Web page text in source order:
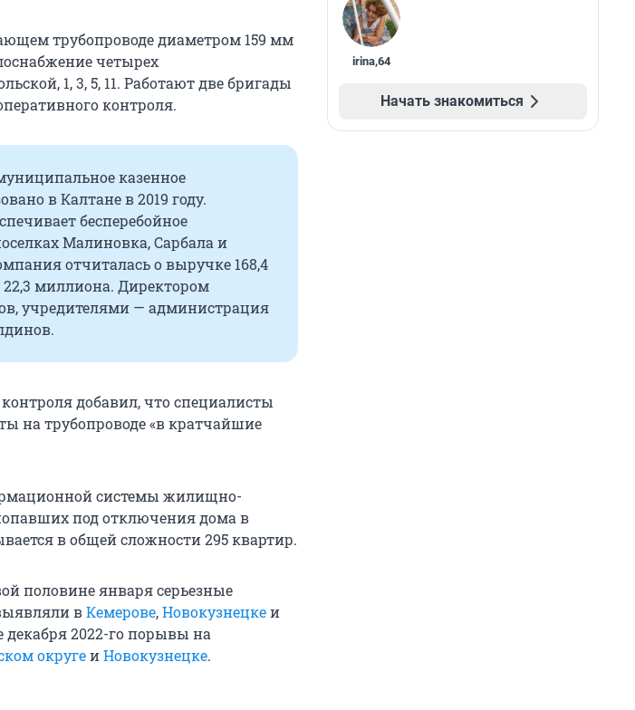
трубопроводе диаметром 159 мм
четырех
1, 3, 5, 11. Работают две бригады
контроля.
казенное
в Калтане в 2019 году.
бесперебойное
Малиновка, Сарбала и
отчиталась о выручке 168,4
миллиона. Директором
учредителями — администрация
добавил, что специалисты
на трубопроводе «в кратчайшие
системы жилищно-
под отключения дома в
в общей сложности 295 квартир.
половине января серьезные
вКемерове,Новокузнецкеи
декабря 2022-го порывы на
округеиНовокузнецке.
irina,64
Начать знакомиться